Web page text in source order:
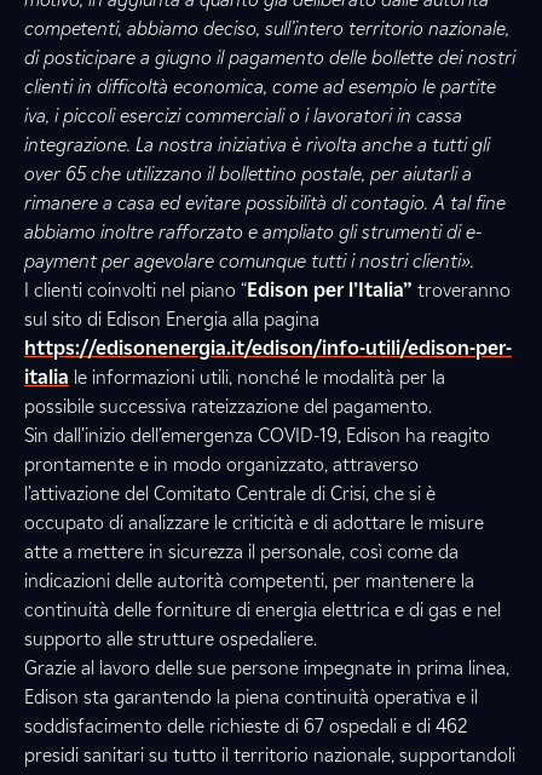
competenti, abbiamo deciso, sull’intero territorio nazionale,
di posticipare a giugno il pagamento delle bollette dei nostri
clienti in difficoltà economica, come ad esempio le partite
iva, i piccoli esercizi commerciali o i lavoratori in cassa
integrazione. La nostra iniziativa è rivolta anche a tutti gli
over 65 che utilizzano il bollettino postale, per aiutarli a
rimanere a casa ed evitare possibilità di contagio. A tal fine
abbiamo inoltre rafforzato e ampliato gli strumenti di e-
payment per agevolare comunque tutti i nostri clienti».
I clienti coinvolti nel piano “Edison per l’Italia” troveranno
sul sito di Edison Energia alla pagina
https://edisonenergia.it/edison/info-utili/edison-per-
italia le informazioni utili, nonché le modalità per la
possibile successiva rateizzazione del pagamento.
Sin dall’inizio dell’emergenza COVID-19, Edison ha reagito
prontamente e in modo organizzato, attraverso
l’attivazione del Comitato Centrale di Crisi, che si è
occupato di analizzare le criticità e di adottare le misure
atte a mettere in sicurezza il personale, così come da
indicazioni delle autorità competenti, per mantenere la
continuità delle forniture di energia elettrica e di gas e nel
supporto alle strutture ospedaliere.
Grazie al lavoro delle sue persone impegnate in prima linea,
Edison sta garantendo la piena continuità operativa e il
soddisfacimento delle richieste di 67 ospedali e di 462
presidi sanitari su tutto il territorio nazionale, supportandoli